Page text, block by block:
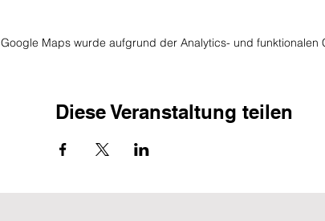
Google Maps wurde aufgrund der Analytics- und funktionalen
Diese Veranstaltung teilen